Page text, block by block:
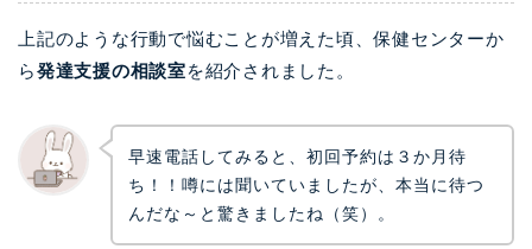
上記のような行動で悩むことが増えた頃、保健センターか
ら発達支援の相談室を紹介されました。
早速電話してみると、初回予約は３か月待
ち！！噂には聞いていましたが、本当に待つ
んだな～と驚きましたね（笑）。